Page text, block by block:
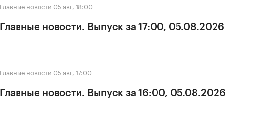
Главные новости 05 авг, 18:00
Главные новости. Выпуск за 17:00, 05.08.2026
Главные новости 05 авг, 17:00
Главные новости. Выпуск за 16:00, 05.08.2026